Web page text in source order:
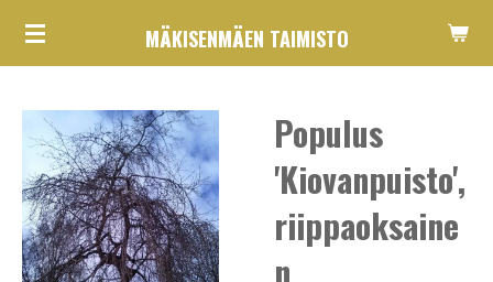
Siirry
MÄKISENMÄEN TAIMISTO
Populus
'Kiovanpuisto',
riippaoksaine
n